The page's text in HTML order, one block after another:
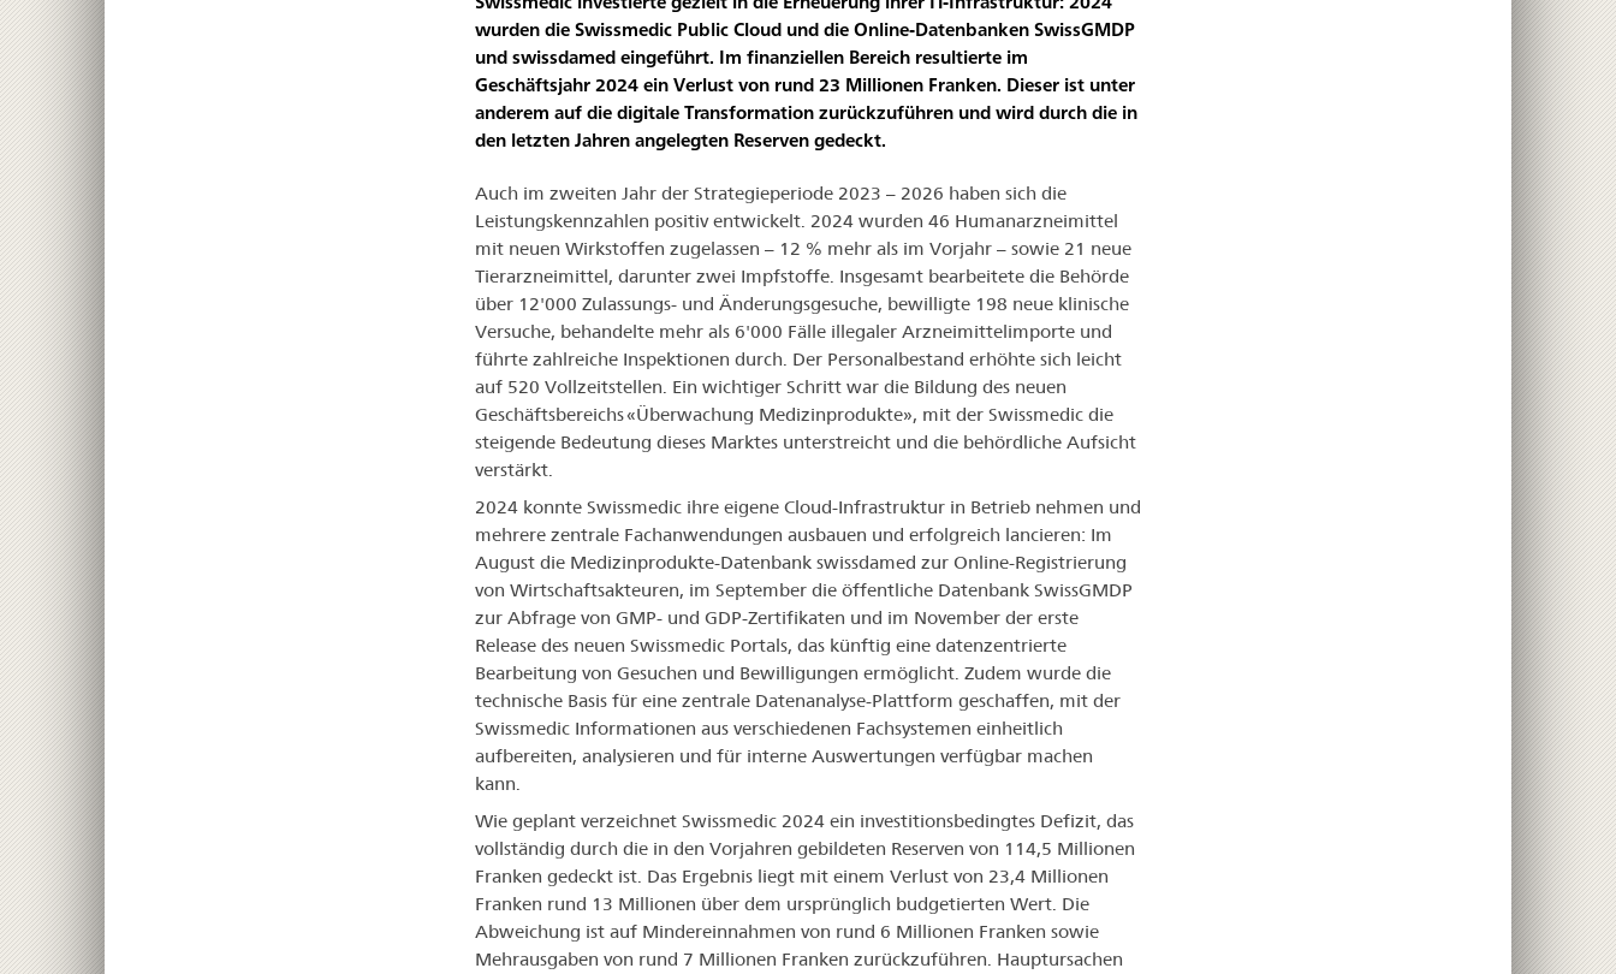
wurden die Swissmedic Public Cloud und die Online-Datenbanken SwissGMDP
und swissdamed eingeführt. Im finanziellen Bereich resultierte im
Geschäftsjahr 2024 ein Verlust von rund 23 Millionen Franken. Dieser ist unter
anderem auf die digitale Transformation zurückzuführen und wird durch die in
den letzten Jahren angelegten Reserven gedeckt.
Auch im zweiten Jahr der Strategieperiode 2023 – 2026 haben sich die
Leistungskennzahlen positiv entwickelt. 2024 wurden 46 Humanarzneimittel
mit neuen Wirkstoffen zugelassen – 12 % mehr als im Vorjahr – sowie 21 neue
Tierarzneimittel, darunter zwei Impfstoffe. Insgesamt bearbeitete die Behörde
über 12'000 Zulassungs- und Änderungsgesuche, bewilligte 198 neue klinische
Versuche, behandelte mehr als 6'000 Fälle illegaler Arzneimittelimporte und
führte zahlreiche Inspektionen durch. Der Personalbestand erhöhte sich leicht
auf 520 Vollzeitstellen. Ein wichtiger Schritt war die Bildung des neuen
Geschäftsbereichs «Überwachung Medizinprodukte», mit der Swissmedic die
steigende Bedeutung dieses Marktes unterstreicht und die behördliche Aufsicht
verstärkt.
2024 konnte Swissmedic ihre eigene Cloud-Infrastruktur in Betrieb nehmen und
mehrere zentrale Fachanwendungen ausbauen und erfolgreich lancieren: Im
August die Medizinprodukte-Datenbank swissdamed zur Online-Registrierung
von Wirtschaftsakteuren, im September die öffentliche Datenbank SwissGMDP
zur Abfrage von GMP- und GDP-Zertifikaten und im November der erste
Release des neuen Swissmedic Portals, das künftig eine datenzentrierte
Bearbeitung von Gesuchen und Bewilligungen ermöglicht. Zudem wurde die
technische Basis für eine zentrale Datenanalyse-Plattform geschaffen, mit der
Swissmedic Informationen aus verschiedenen Fachsystemen einheitlich
aufbereiten, analysieren und für interne Auswertungen verfügbar machen
kann.
Wie geplant verzeichnet Swissmedic 2024 ein investitionsbedingtes Defizit, das
vollständig durch die in den Vorjahren gebildeten Reserven von 114,5 Millionen
Franken gedeckt ist. Das Ergebnis liegt mit einem Verlust von 23,4 Millionen
Franken rund 13 Millionen über dem ursprünglich budgetierten Wert. Die
Abweichung ist auf Mindereinnahmen von rund 6 Millionen Franken sowie
Mehrausgaben von rund 7 Millionen Franken zurückzuführen. Hauptursachen